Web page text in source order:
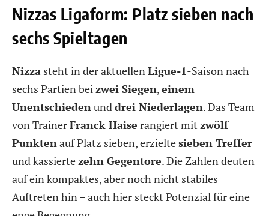
Nizzas Ligaform: Platz sieben nach
sechs Spieltagen
Nizza steht in der aktuellenLigue-1-Saison nach
sechs Partien beizwei Siegen,einem
Unentschiedenunddrei Niederlagen. Das Team
von TrainerFranck Haise rangiert mit zwölf
Punktenauf Platz sieben, erzieltesieben Treffer
und kassiertezehn Gegentore. Die Zahlen deuten
auf ein kompaktes, aber noch nicht stabiles
Auftreten hin – auch hier steckt Potenzial für eine